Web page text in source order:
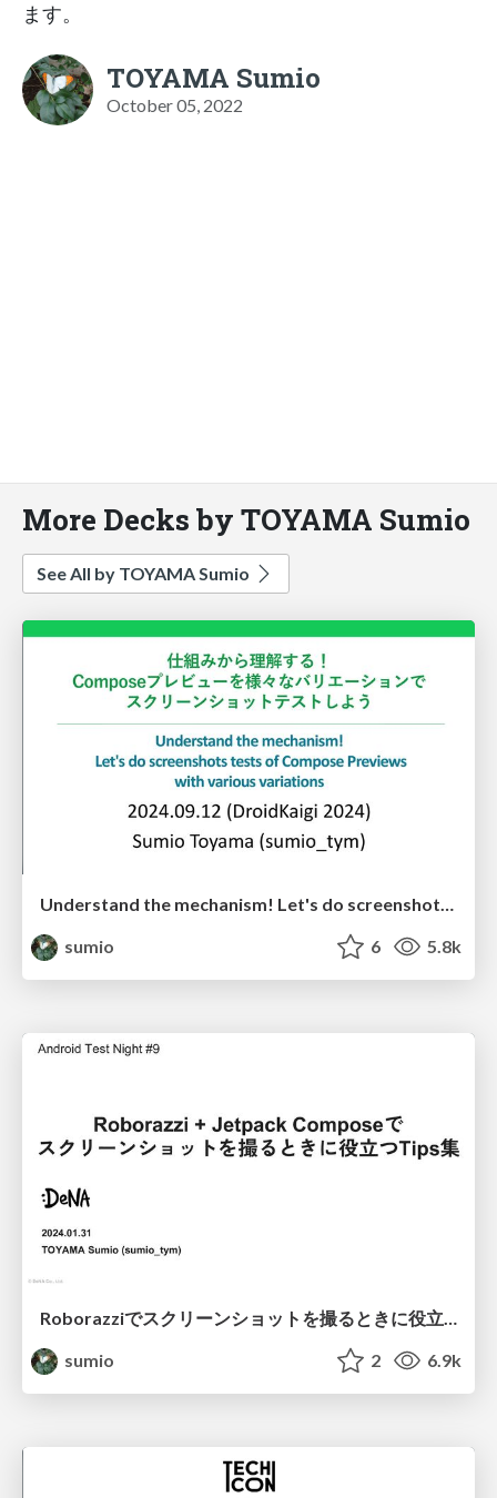
ます。
TOYAMA Sumio
October 05, 2022
More Decks by TOYAMA Sumio
See All by TOYAMA Sumio
Understand the mechanism! Let's do screenshots tests of Compose Previews with various variations / 仕組みから理解する！Composeプレビューを様々なバリエーションでスクリーンショットテストしよう
sumio
6 5.8k
sumio
2 6.9k